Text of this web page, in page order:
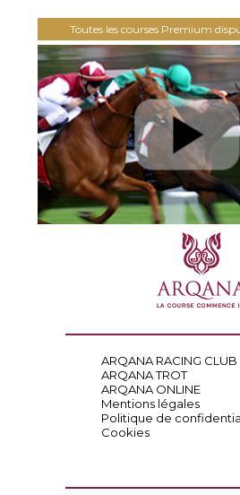
Toutes les courses Premium
ARQANA RACING CLUB
ARQANA TROT
ARQANA ONLINE
Mentions légales
Politique de
Cookies